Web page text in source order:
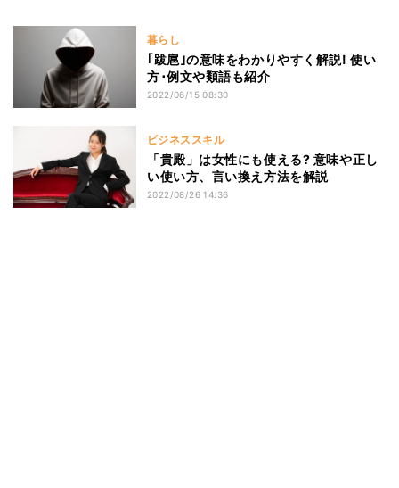
暮らし
｢跋扈｣の意味をわかりやすく解説! 使い
方･例文や類語も紹介
2022/06/15 08:30
ビジネススキル
「貴殿」は女性にも使える? 意味や正し
い使い方、言い換え方法を解説
2022/08/26 14:36